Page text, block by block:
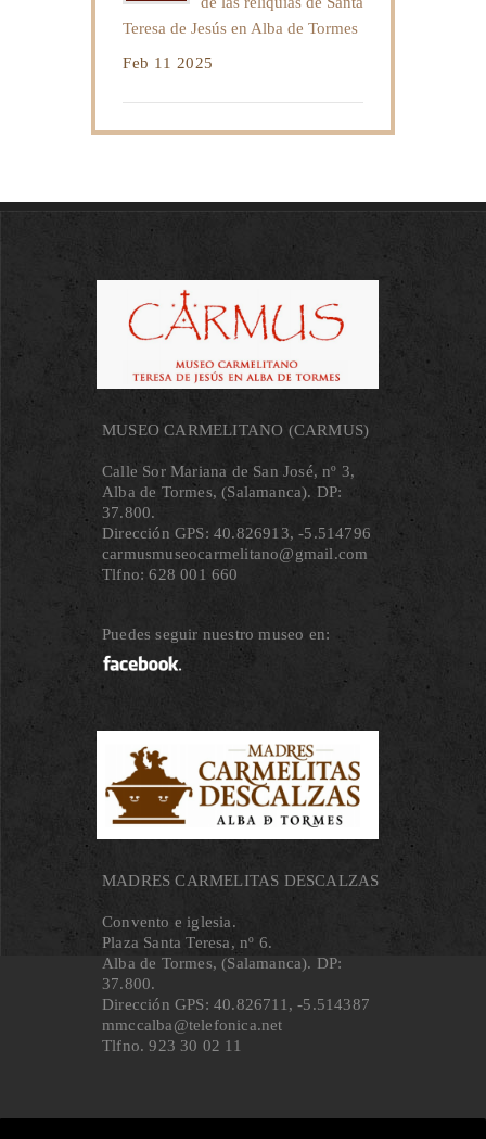
Teresa de Jesús en Alba de Tormes
Feb 11 2025
MUSEO CARMELITANO (CARMUS)
Calle Sor Mariana de San José, nº 3,
Alba de Tormes, (Salamanca). DP:
37.800.
Dirección GPS: 40.826913, ‐5.514796
carmusmuseocarmelitano@gmail.com
Tlfno: 628 001 660
Puedes seguir nuestro museo en:
MADRES CARMELITAS DESCALZAS
Convento e iglesia.
Plaza Santa Teresa, nº 6.
Alba de Tormes, (Salamanca). DP:
37.800.
Dirección GPS: 40.826711, ‐5.514387
mmccalba@telefonica.net
Tlfno. 923 30 02 11